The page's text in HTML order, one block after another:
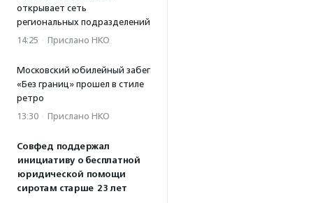
открывает сеть
региональных подразделений
14:25 · Прислано НКО
Московский юбилейный забег
«Без границ» прошел в стиле
ретро
13:30 · Прислано НКО
Совфед поддержал
инициативу о бесплатной
юридической помощи
сиротам старше 23 лет